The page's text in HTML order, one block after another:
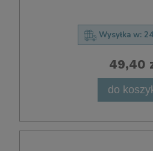
Wysyłka w:
49,40
do